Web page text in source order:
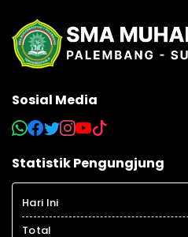
Sosial Media
Statistik Pengungjung
Hari Ini
Total